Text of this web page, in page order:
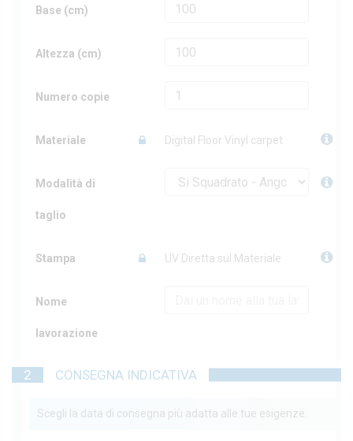
Base (cm)
Altezza (cm)
Numero copie
Materiale Digital Floor Vinyl carpet
Modalità di
taglio
Stampa UV Diretta sul Materiale
Nome
lavorazione
2 CONSEGNA INDICATIVA
Scegli la data di consegna più adatta alle tue esigenze.